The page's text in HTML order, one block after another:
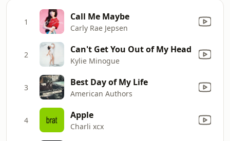
1 Call Me Maybe
Carly Rae Jepsen
2 Can't Get You Out of My Head
Kylie Minogue
3 Best Day of My Life
American Authors
4 Apple
Charli xcx